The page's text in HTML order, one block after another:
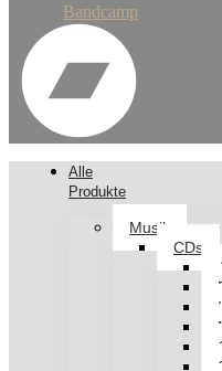
Bandcamp
Alle
Produkte
Musik
CDs